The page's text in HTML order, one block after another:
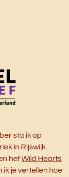
sta ik op
in Rijswijk.
hetWild Hearts
ik je vertellen hoe